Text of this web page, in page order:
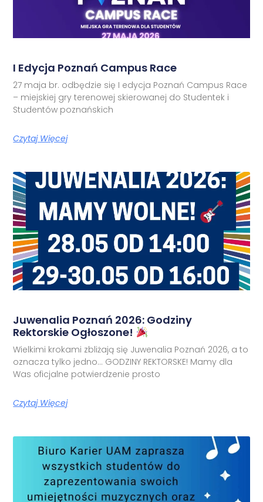
I Edycja Poznań Campus Race
27 maja br. odbędzie się I edycja Poznań Campus Race
– miejskiej gry terenowej skierowanej do Studentek i
Studentów poznańskich
Czytaj Więcej
Juwenalia Poznań 2026: Godziny
Rektorskie Ogłoszone!
Wielkimi krokami zbliżają się Juwenalia Poznań 2026, a to
oznacza tylko jedno… GODZINY REKTORSKE! Mamy dla
Was oficjalne potwierdzenie prosto
Czytaj Więcej